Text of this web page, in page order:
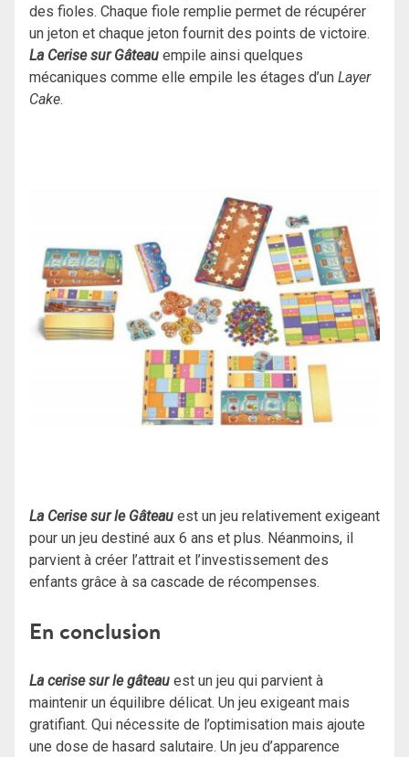
des fioles. Chaque fiole remplie permet de récupérer
un jeton et chaque jeton fournit des points de victoire.
La Cerise sur Gâteau empile ainsi quelques
mécaniques comme elle empile les étages d’un Layer
Cake.
La Cerise sur le Gâteau est un jeu relativement exigeant
pour un jeu destiné aux 6 ans et plus. Néanmoins, il
parvient à créer l’attrait et l’investissement des
enfants grâce à sa cascade de récompenses.
En conclusion
La cerise sur le gâteau est un jeu qui parvient à
maintenir un équilibre délicat. Un jeu exigeant mais
gratifiant. Qui nécessite de l’optimisation mais ajoute
une dose de hasard salutaire. Un jeu d’apparence